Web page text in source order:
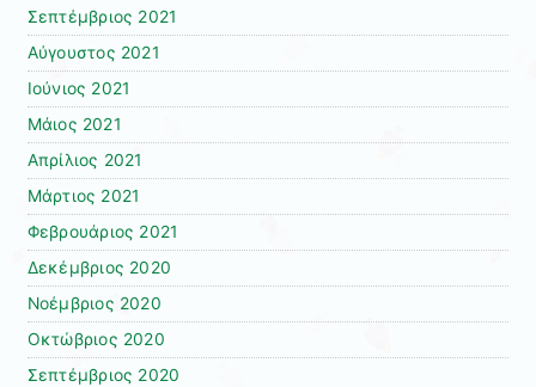
Σεπτέμβριος 2021
Αύγουστος 2021
Ιούνιος 2021
Μάιος 2021
Απρίλιος 2021
Μάρτιος 2021
Φεβρουάριος 2021
Δεκέμβριος 2020
Νοέμβριος 2020
Οκτώβριος 2020
Σεπτέμβριος 2020